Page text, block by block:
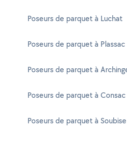
Poseurs de parquet à Luchat
Poseurs de parquet à Plassac
Poseurs de parquet à
Poseurs de parquet à Consac
Poseurs de parquet à Soubise